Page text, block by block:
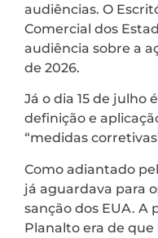
audiências. O
Comercial dos
audiência sobre a
de 2026.
Já o dia 15 de julho
definição e
“medidas
Como adiantado
já aguardava para
sanção dos EUA. A
Planalto era de